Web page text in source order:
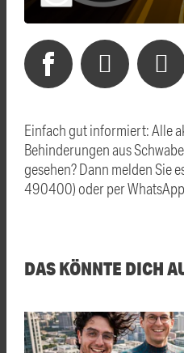
Einfach gut informiert: Alle
Behinderungen aus
gesehen? Dann melden Sie
490400) oder per
DAS KÖNNTE DICH